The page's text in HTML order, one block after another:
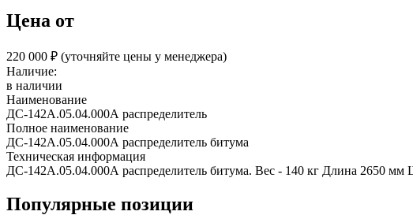
Цена от
220 000 ₽︁ (уточняйте цены у менеджера)
Наличие:
в наличии
Наименование
ДС-142А.05.04.000А распределитель
Полное наименование
ДС-142А.05.04.000А распределитель битума
Техническая информация
ДС-142А.05.04.000А распределитель битума. Вес - 140 кг Длина 2650
Популярные позиции